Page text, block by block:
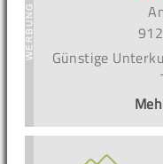
Günstige